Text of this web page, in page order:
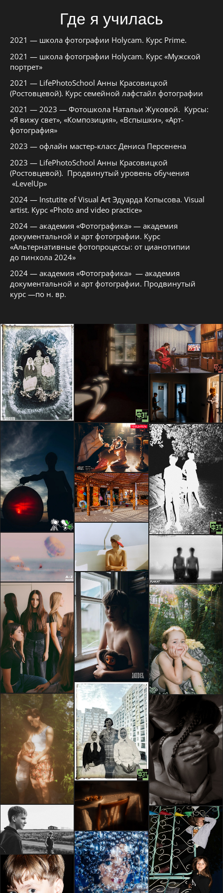
Где я училась
2021 — школа фотографии Holycam. Курс Prime.
2021 — школа фотографии Holycam. Курс «Мужской
портрет»
2021 — LifePhotoSchool Анны Красовицкой
(Ростовцевой). Курс семейной лафстайл фотографии
2021 — 2023 — Фотошкола Натальи Жуковой. Курсы:
«Я вижу свет», «Композиция», «Вспышки», «Арт-
фотография»
2023 — офлайн мастер-класс Дениса Персенена
2023 — LifePhotoSchool Анны Красовицкой
(Ростовцевой). Продвинутый уровень обучения
«LevelUp»
2024 — Instutite of Visual Art Эдуарда Копысова. Visual
artist. Курс «Photo and video practice»
2024 — академия «Фотографика» — академия
документальной и арт фотографии. Курс
«Альтернативные фотопроцессы: от цианотипии
до пинхола 2024»
2024 — академия «Фотографика» — академия
документальной и арт фотографии. Продвинутый
курс —по н. вр.